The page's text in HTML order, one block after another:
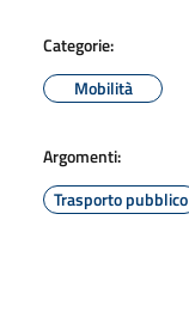
Categorie:
Mobilità
Argomenti:
Trasporto pubblico